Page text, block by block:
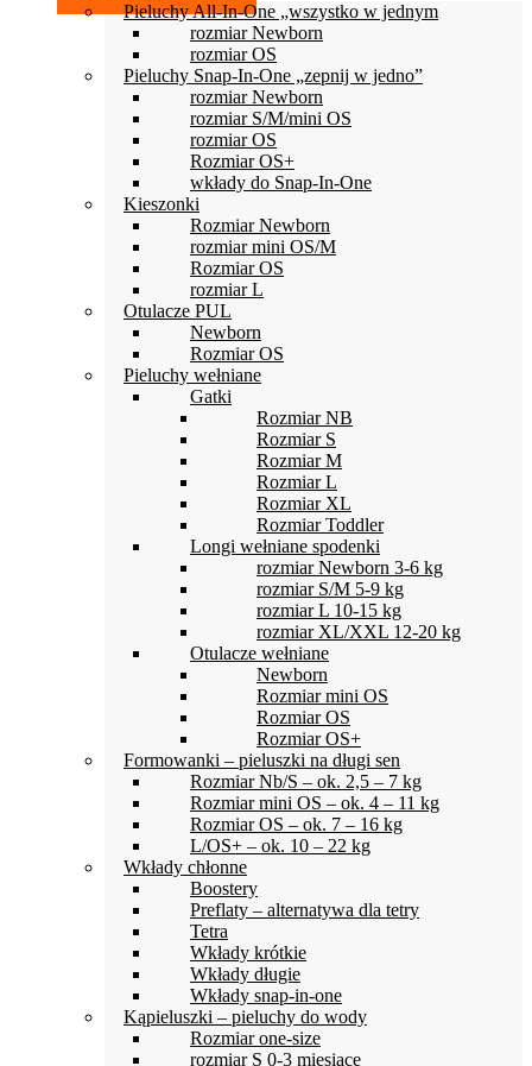
Pieluchy All-In-One „wszystko w jednym
rozmiar Newborn
rozmiar OS
Pieluchy Snap-In-One „zepnij w jedno”
rozmiar Newborn
rozmiar S/M/mini OS
rozmiar OS
Rozmiar OS+
wkłady do Snap-In-One
Kieszonki
Rozmiar Newborn
rozmiar mini OS/M
Rozmiar OS
rozmiar L
Otulacze PUL
Newborn
Rozmiar OS
Pieluchy wełniane
Gatki
Rozmiar NB
Rozmiar S
Rozmiar M
Rozmiar L
Rozmiar XL
Rozmiar Toddler
Longi wełniane spodenki
rozmiar Newborn 3-6 kg
rozmiar S/M 5-9 kg
rozmiar L 10-15 kg
rozmiar XL/XXL 12-20 kg
Otulacze wełniane
Newborn
Rozmiar mini OS
Rozmiar OS
Rozmiar OS+
Formowanki – pieluszki na długi sen
Rozmiar Nb/S – ok. 2,5 – 7 kg
Rozmiar mini OS – ok. 4 – 11 kg
Rozmiar OS – ok. 7 – 16 kg
L/OS+ – ok. 10 – 22 kg
Wkłady chłonne
Boostery
Preflaty – alternatywa dla tetry
Tetra
Wkłady krótkie
Wkłady długie
Wkłady snap-in-one
Kąpieluszki – pieluchy do wody
Rozmiar one-size
rozmiar S 0-3 miesiące